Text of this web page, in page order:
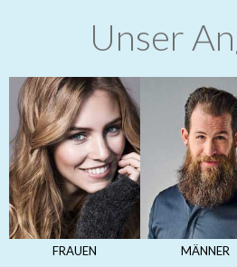
Unser
FRAUEN MÄNNER